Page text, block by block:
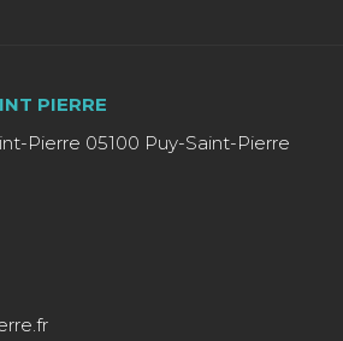
PIERRE
Pierre 05100 Puy-Saint-Pierre